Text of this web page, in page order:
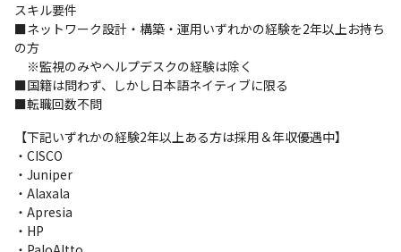
・生産系基幹LANの広帯域化ネットワーク構築支援
・官公庁・メガバンク向け ネットワーク設計・構築・保守業務
オンプレミス環境での基盤構築はもちろん、SDNやクラウド技術
（AWSなど）を活用したモダンなネットワーク設計・構築など、
幅広いフィールドでスキルを磨けます！
社内請負案件拡大中！
スキルを磨き、キャリアを広げる
クラウドワークスグループで次のステージへ
現在、クラウドワークス コンサルティングでは
社内での請負案件の拡大を進めています。
スキル要件
■ネットワーク設計・構築・運用いずれかの経験を2年以上お持ち
の方
※監視のみやヘルプデスクの経験は除く
■国籍は問わず、しかし日本語ネイティブに限る
■転職回数不問
【下記いずれかの経験2年以上ある方は採用＆年収優遇中】
・CISCO
・Juniper
・Alaxala
・Apresia
・HP